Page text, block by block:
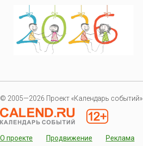
© 2005—2026 Проект «Календарь событий»
О проекте Продвижение Реклама